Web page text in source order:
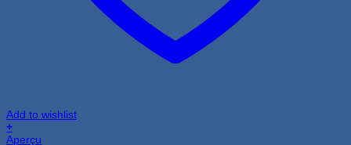
Add to wishlist
+
Aperçu